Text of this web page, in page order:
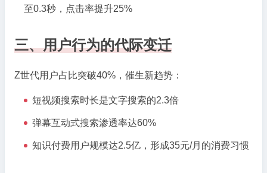
至0.3秒，点击率提升25%
三、用户行为的代际变迁
Z世代用户占比突破40%，催生新趋势：
短视频搜索时长是文字搜索的2.3倍
弹幕互动式搜索渗透率达60%
知识付费用户规模达2.5亿，形成35元/月的消费习惯